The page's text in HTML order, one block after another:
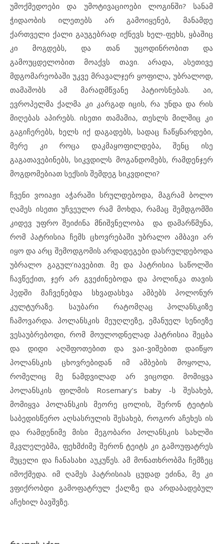
უმოქმედოები და უმოტივაციოები ლოგინში? სანამ
ჭიდაობის ილეთებს არ გამოიყენებ, მანამდე
ქართველი ქალი გაუგებრად იქნევს ხელ-ფეხს, ყბაშიც
კი მოგდებს, და თან უცოდინრობით და
გამოუცდელობით მოაქვს თავი. არადა, ასეთივე
მდგომარეობაში უკვე მრავალჯერ ყოფილა, უბრალოდ,
თამაშობს ამ მარადმწვანე პატიოსნებას. აი,
ევროპელმა ქალმა კი კარგად იცის, რა უნდა და რის
მიღებას აპირებს. ისეთი თამამია, თესლს მილშიც კი
გაგიჩერებს, ხელს იქ დაგადებს, სადაც ჩაწყნარდები,
მერე კი როცა დაკმაყოფილდება, შენც ისე
გაგათავებინებს, სიკვდილს მოგანდომებს, რამდენჯერ
მოგდომებიათ სექსის შემდეგ სიკვდილი?
ჩვენი ვოიაჟი აჭარაში სრულდებოდა, მაგრამ ბოლო
ღამეს ისეთი უჩვეულო რამ მოხდა, რამაც შემდგომში
კიდევ უფრო შეიძინა მნიშვნელობა და დამარწმუნა,
რომ პატრისია ჩემს ცხოვრებაში უბრალო ამბავი არ
იყო და არც შემოდგომის არდადეგები დასრულდებოდა
უბრალო გაგულ’იავებით. მე და პატრისია საწოლში
ჩავწექით, ჯერ არ გვეძინებოდა და პოლინკა თავის
პედში მაჩვენებდა სხვადასხვა ამბებს პოლონურ
კულტურაზე. საუბარი რატომღაც პოლანსკიზე
ჩამოვარდა. პოლანსკის მეუღლეზე, ემანუელ სენიეზე
ვესაუბრებოდი, რომ მოულოდნელად პატრისია შეცბა
და დიდი აღშფოთებით და ვაი-ვიშებით დაიწყო
პოლანსკის ცხოვრებიდან იმ ამბების მოყოლა,
რომელიც მე ნამდვილად არ ვიცოდი. მომიყვა
პოლანსკის ფილმის Rosemary’s baby -ს შესახებ,
მომიყვა პოლანსკის მეორე ცოლის, შერონ ტეიტის
საბედისწერო აღსასრულის შესახებ, როგორ აჩეხეს ის
და რამდენიმე მისი მეგობარი პოლანსკის სახლში
მკვლელებმა, ფეხმძიმე შერონ ტეიტს კი გამოუფატრეს
მუცელი და ჩანასახი აუკუწეს. ამ მონათხრობმა ჩემზეც
იმოქმედა. იმ ღამეს პატრისიას ცუდად ეძინა, მე კი
ვფიქრობდი გამოფატრულ ქალზე და არდაბადებულ
აჩეხილ ბავშვზე.